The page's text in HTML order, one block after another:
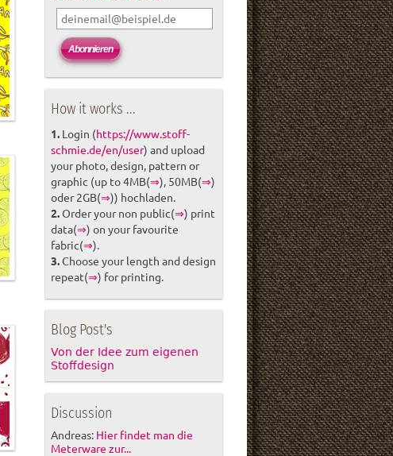
How it works ...
1. Login (https://www.stoff-
schmie.de/en/user) and upload
your photo, design, pattern or
graphic (up to 4MB(⇒), 50MB(⇒)
oder 2GB(⇒)) hochladen.
2.Order your non public(⇒) print
data(⇒) on your favourite
fabric(⇒).
3.Choose your length and design
repeat(⇒) for printing.
Blog Post's
Von der Idee zum eigenen
Stoffdesign
Discussion
Andreas: Hier findet man die
Meterware zur...